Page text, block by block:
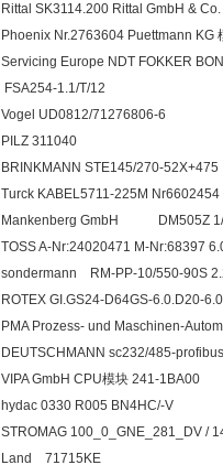
Rittal SK3114.200 Rittal GmbH &
Phoenix Nr.2763604 Puettmann KG
Servicing Europe NDT FOKKER
FSA254-1.1/T/12
Vogel UD0812/71276806-6
PILZ 311040
BRINKMANN STE145/270-
Turck KABEL5711-225M Nr6602454
Mankenberg GmbH
TOSS A-Nr:24020471 M-Nr:68397
sondermann RM-PP-10/550-90S
ROTEX GI.GS24-D64GS-6.0.D20-
PMA Prozess- und Maschinen-
DEUTSCHMANN sc232/485-
VIPA GmbH CPU模块 241-1BA00
hydac 0330 R005 BN4HC/-V
STROMAG 100_0_GNE_281_DV /
Land